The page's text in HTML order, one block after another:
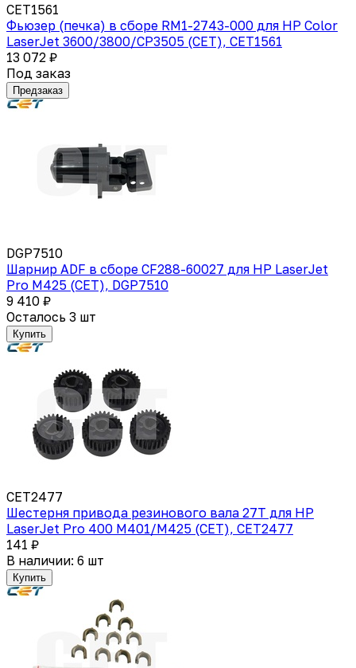
CET1561
Фьюзер (печка) в сборе RM1-2743-000 для HP Color
LaserJet 3600/3800/CP3505 (CET), CET1561
13 072 ₽
Под заказ
Предзаказ
DGP7510
Шарнир ADF в сборе CF288-60027 для HP LaserJet
Pro M425 (CET), DGP7510
9 410 ₽
Осталось 3 шт
Купить
CET2477
Шестерня привода резинового вала 27T для HP
LaserJet Pro 400 M401/M425 (CET), CET2477
141 ₽
В наличии: 6 шт
Купить